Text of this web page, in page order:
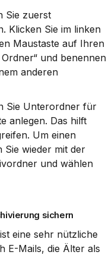
Sie zuerst
Klicken Sie im linken
Maustaste auf Ihren
und benennen
anderen
Sie Unterordner für
anlegen. Das hilft
Um einen
wieder mit der
und wählen
sichern
eine sehr nützliche
E-Mails, die Älter als